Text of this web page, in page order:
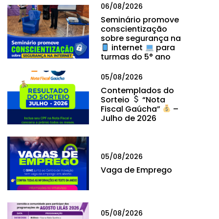
06/08/2026
Seminário promove
conscientização
sobre segurança na
internet
para
turmas do 5° ano
05/08/2026
Contemplados do
Sorteio
“Nota
Fiscal Gaúcha”
–
Julho de 2026
05/08/2026
Vaga de Emprego
05/08/2026